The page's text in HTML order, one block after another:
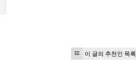
이 글의 추천인 목록